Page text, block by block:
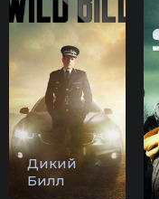
Дикий
Билл